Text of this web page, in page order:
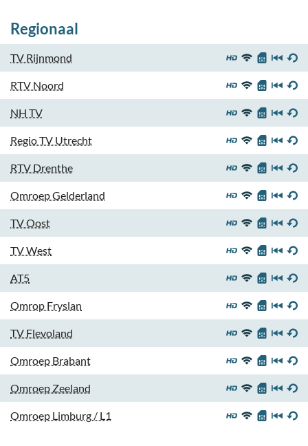
Regionaal
TV Rijnmond
RTV Noord
NH TV
Regio TV Utrecht
RTV Drenthe
Omroep Gelderland
TV Oost
TV West
AT5
Omrop Fryslan
TV Flevoland
Omroep Brabant
Omroep Zeeland
Omroep Limburg / L1